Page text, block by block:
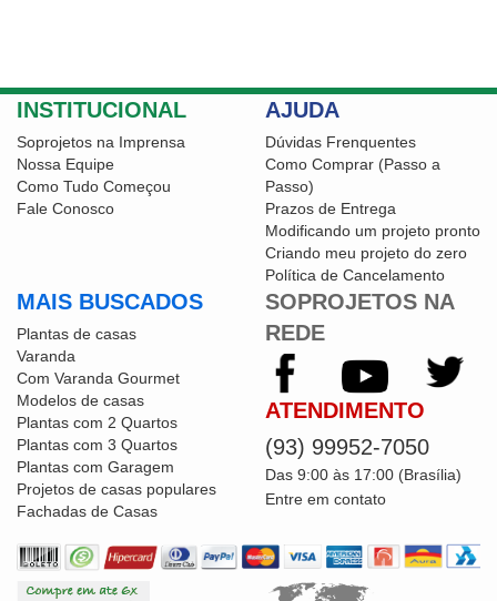
INSTITUCIONAL
Soprojetos na Imprensa
Nossa Equipe
Como Tudo Começou
Fale Conosco
AJUDA
Dúvidas Frenquentes
Como Comprar (Passo a
Passo)
Prazos de Entrega
Modificando um projeto pronto
Criando meu projeto do zero
Política de Cancelamento
MAIS BUSCADOS
Plantas de casas
Varanda
Com Varanda Gourmet
Modelos de casas
Plantas com 2 Quartos
Plantas com 3 Quartos
Plantas com Garagem
Projetos de casas populares
Fachadas de Casas
SOPROJETOS NA
REDE
ATENDIMENTO
(93) 99952-7050
Das 9:00 às 17:00 (Brasília)
Entre em contato